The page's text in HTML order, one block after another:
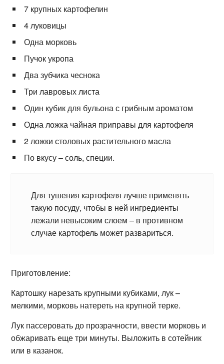
7 крупных картофелин
4 луковицы
Одна морковь
Пучок укропа
Два зубчика чеснока
Три лавровых листа
Один кубик для бульона с грибным ароматом
Одна ложка чайная приправы для картофеля
2 ложки столовых растительного масла
По вкусу – соль, специи.
Для тушения картофеля лучше применять
такую посуду, чтобы в ней ингредиенты
лежали невысоким слоем – в противном
случае картофель может развариться.
Приготовление:
Картошку нарезать крупными кубиками, лук –
мелкими, морковь натереть на крупной терке.
Лук пассеровать до прозрачности, ввести морковь и
обжаривать еще три минуты. Выложить в сотейник
или в казанок.